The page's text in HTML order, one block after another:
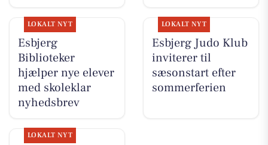
LOKALT NYT
Esbjerg
Biblioteker
hjælper nye elever
med skoleklar
nyhedsbrev
LOKALT NYT
Esbjerg Judo Klub
inviterer til
sæsonstart efter
sommerferien
LOKALT NYT